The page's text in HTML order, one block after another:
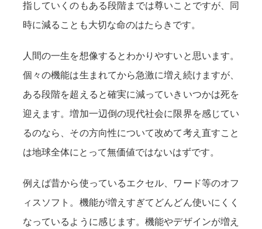
指していくのもある段階までは尊いことですが、同
時に減ることも大切な命のはたらきです。
人間の一生を想像するとわかりやすいと思います。
個々の機能は生まれてから急激に増え続けますが、
ある段階を超えると確実に減っていきいつかは死を
迎えます。増加一辺倒の現代社会に限界を感じてい
るのなら、その方向性について改めて考え直すこと
は地球全体にとって無価値ではないはずです。
例えば昔から使っているエクセル、ワード等のオフ
ィスソフト。機能が増えすぎてどんどん使いにくく
なっているように感じます。機能やデザインが増え